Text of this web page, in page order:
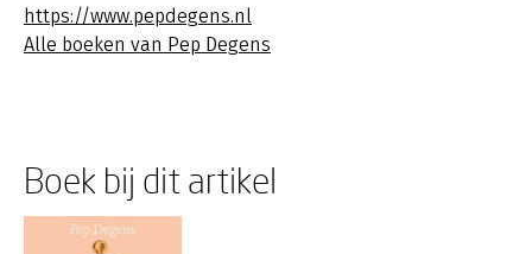
https://www.pepdegens.nl
Alle boeken van Pep Degens
Boek bij dit artikel